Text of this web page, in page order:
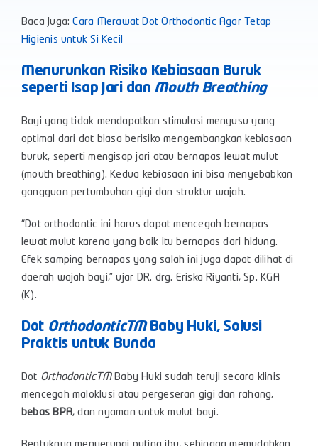
Baca Juga:Cara Merawat Dot Orthodontic Agar Tetap
Higienis untuk Si Kecil
Menurunkan Risiko Kebiasaan Buruk
seperti Isap Jari dan Mouth Breathing
Bayi yang tidak mendapatkan stimulasi menyusu yang
optimal dari dot biasa berisiko mengembangkan kebiasaan
buruk, seperti mengisap jari atau bernapas lewat mulut
(mouth breathing). Kedua kebiasaan ini bisa menyebabkan
gangguan pertumbuhan gigi dan struktur wajah.
“Dot orthodontic ini harus dapat mencegah bernapas
lewat mulut karena yang baik itu bernapas dari hidung.
Efek samping bernapas yang salah ini juga dapat dilihat di
daerah wajah bayi,” ujar DR. drg. Eriska Riyanti, Sp. KGA
(K).
Dot OrthodonticTMBaby Huki, Solusi
Praktis untuk Bunda
Dot OrthodonticTMBaby Huki sudah teruji secara klinis
mencegah maloklusi atau pergeseran gigi dan rahang,
bebas BPA, dan nyaman untuk mulut bayi.